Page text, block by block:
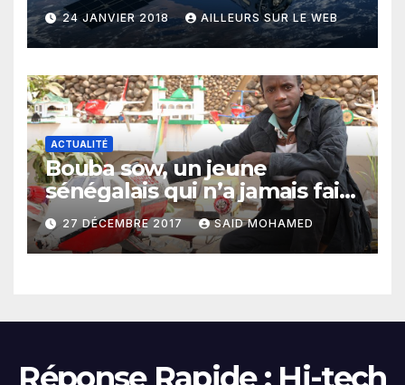
24 JANVIER 2018 AILLEURS SUR LE WEB
ACTUALITÉ
Bouba sow, un jeune
sénégalais qui n’a jamais fait
l’école, a réussi à créer un
avion
27 DÉCEMBRE 2017 SAID MOHAMED